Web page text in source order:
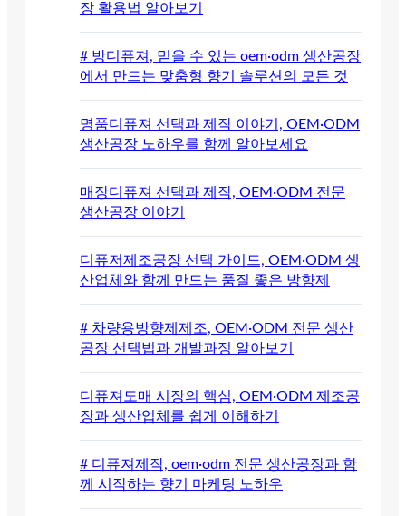
장 활용법 알아보기
# 방디퓨져, 믿을 수 있는 oem·odm 생산공장
에서 만드는 맞춤형 향기 솔루션의 모든 것
명품디퓨져 선택과 제작 이야기, OEM·ODM
생산공장 노하우를 함께 알아보세요
매장디퓨져 선택과 제작, OEM·ODM 전문
생산공장 이야기
디퓨저제조공장 선택 가이드, OEM·ODM 생
산업체와 함께 만드는 품질 좋은 방향제
# 차량용방향제제조, OEM·ODM 전문 생산
공장 선택법과 개발과정 알아보기
디퓨져도매 시장의 핵심, OEM·ODM 제조공
장과 생산업체를 쉽게 이해하기
# 디퓨져제작, oem·odm 전문 생산공장과 함
께 시작하는 향기 마케팅 노하우